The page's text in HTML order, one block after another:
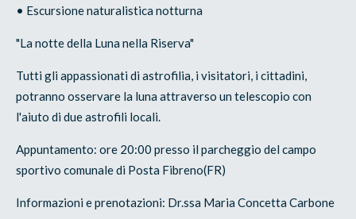
• Escursione naturalistica notturna
"La notte della Luna nella Riserva"
Tutti gli appassionati di astrofilia, i visitatori, i cittadini,
potranno osservare la luna attraverso un telescopio con
l'aiuto di due astrofili locali.
Appuntamento: ore 20:00 presso il parcheggio del campo
sportivo comunale di Posta Fibreno(FR)
Informazioni e prenotazioni: Dr.ssa Maria Concetta Carbone